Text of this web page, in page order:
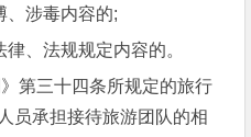
涉毒内容的;
、法规规定内容的。
三十四条所规定的旅行
员承担接待旅游团队的相